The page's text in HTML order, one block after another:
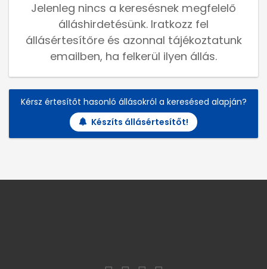
Jelenleg nincs a keresésnek megfelelő
álláshirdetésünk. Iratkozz fel
állásértesítőre és azonnal tájékoztatunk
emailben, ha felkerül ilyen állás.
Kérsz értesítőt hasonló állásokról a keresésed alapján?
Készíts állásértesítőt!